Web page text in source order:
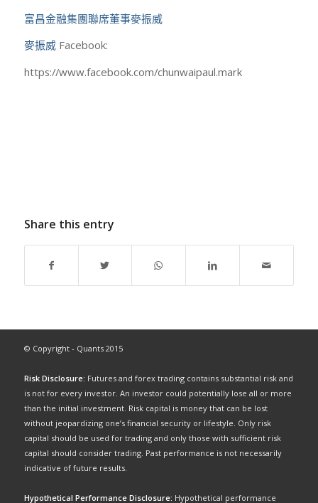
富昌金融集團聯席董事麥振威
麥振威Facebook:
https://www.facebook.com/chunwaipaul.mark
Share this entry
© Copyright - Quants 2015
Risk Disclosure: Futures and forex trading contains substantial risk and
is not for every investor. An investor could potentially lose all or more
than the initial investment. Risk capital is money that can be lost
without jeopardizing one’s financial security or lifestyle. Only risk
capital should be used for trading and only those with sufficient risk
capital should consider trading. Past performance is not necessarily
indicative of future results.
Hypothetical Performance Disclosure: Hypothetical performance